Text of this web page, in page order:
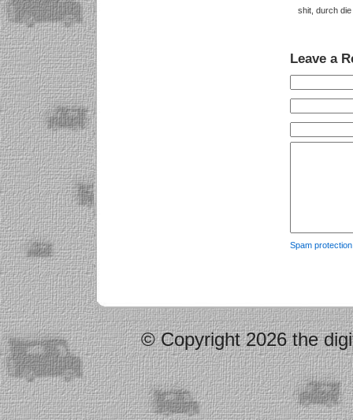
shit, durch
Leave a
Spam
© Copyright 2026 the